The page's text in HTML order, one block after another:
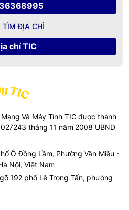
TÌM ĐỊA CHỈ
chỉ TIC
Và Máy Tính TIC được thành
tháng 11 năm 2008 UBND
Ô Đồng Lầm, Phường Văn Miếu -
Nội, Việt Nam
192 phố Lê Trọng Tấn, phường